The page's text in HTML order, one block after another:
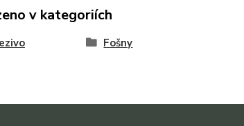
v kategoriích
Fošny